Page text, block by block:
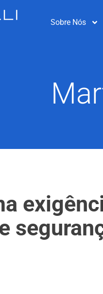
Sobre Nós